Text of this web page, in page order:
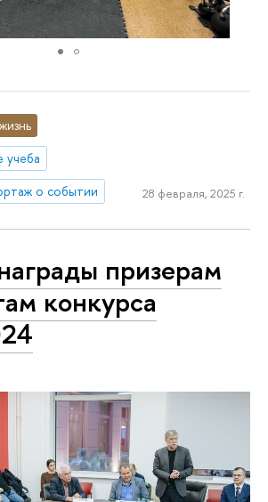
учеба
о событии 28 февраля, 2025 г.
призерам
конкурса